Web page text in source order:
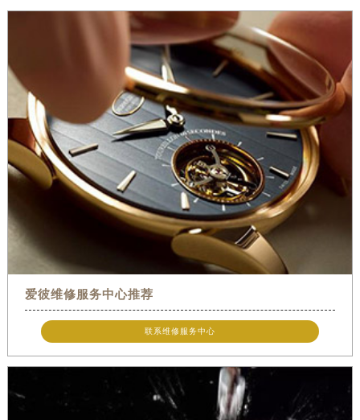
爱彼维修服务中心推荐
联系维修服务中心